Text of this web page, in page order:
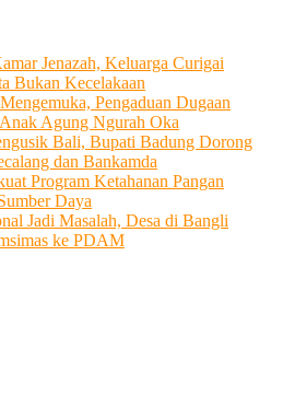
Jenazah, Keluarga Curigai
Bukan Kecelakaan
Pengaduan Dugaan
Agung Ngurah Oka
Bali, Bupati Badung Dorong
dan Bankamda
Program Ketahanan Pangan
Daya
Jadi Masalah, Desa di Bangli
ke PDAM